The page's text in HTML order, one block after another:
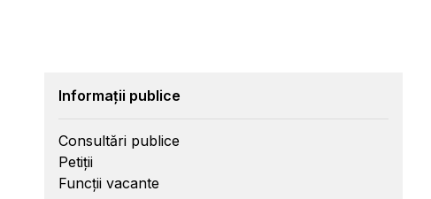
Informații publice
Consultări publice
Petiții
Funcții vacante